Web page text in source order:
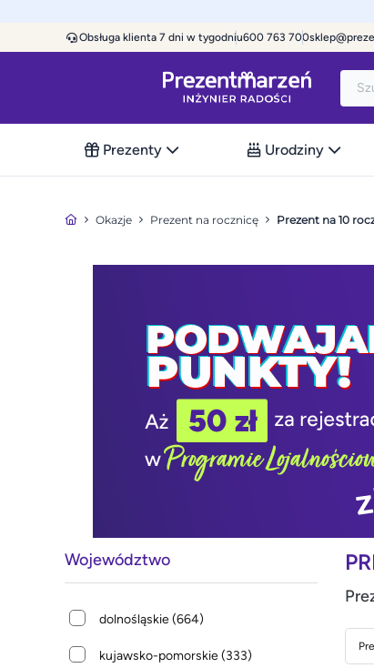
Obsługa klienta 7 dni w tygodniu600 763 700
Prezenty Urodziny
Okazje Prezent na rocznicę Prezent na 10
Województwo
dolnośląskie(664)
kujawsko-pomorskie(333)